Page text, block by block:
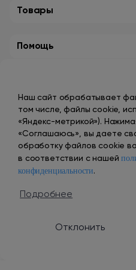
Наш сайт обрабатывает
том числе, файлы cookie,
«Яндекс-метрикой»).
«Соглашаюсь», вы даете
обработку файлов cookie
в соответствии с нашей
конфиденциальности.
Подробнее
Отклонить
Товары
Помощь
+7 (495)
пн-пт:
сб-вс:
© 1998 – 2024 ООО «Табак
Разработка